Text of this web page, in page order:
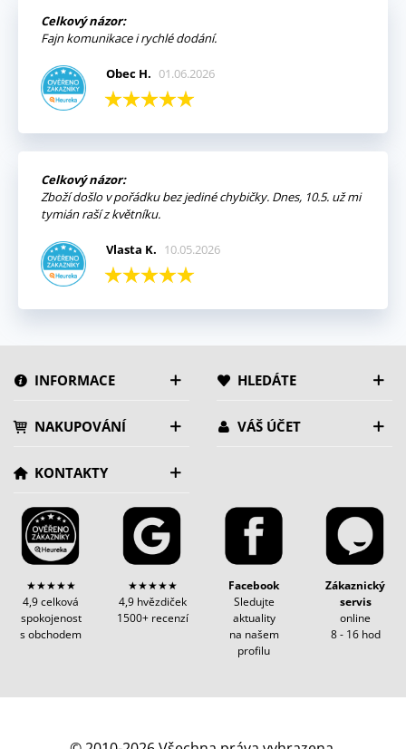
Celkový názor:
Fajn komunikace i rychlé dodání.
Obec H. 01.06.2026
Celkový názor:
Zboží došlo v pořádku bez jediné chybičky. Dnes, 10.5. už mi
tymián raší z květníku.
Vlasta K. 10.05.2026
INFORMACE HLEDÁTE
NAKUPOVÁNÍ VÁŠ ÚČET
KONTAKTY
★★★★★
4,9 celková
spokojenost
s obchodem
★★★★★
4,9 hvězdiček
1500+ recenzí
Facebook
Sledujte
aktuality
na našem
profilu
Zákaznický
servis
online
8 - 16 hod